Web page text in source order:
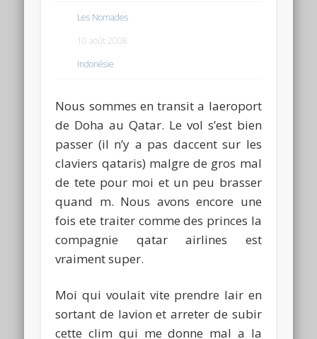
Les Nomades
10 août 2008
Indonésie
Nous sommes en transit a laeroport
de Doha au Qatar. Le vol s’est bien
passer (il n’y a pas daccent sur les
claviers qataris) malgre de gros mal
de tete pour moi et un peu brasser
quand m. Nous avons encore une
fois ete traiter comme des princes la
compagnie qatar airlines est
vraiment super.
Moi qui voulait vite prendre lair en
sortant de lavion et arreter de subir
cette clim qui me donne mal a la